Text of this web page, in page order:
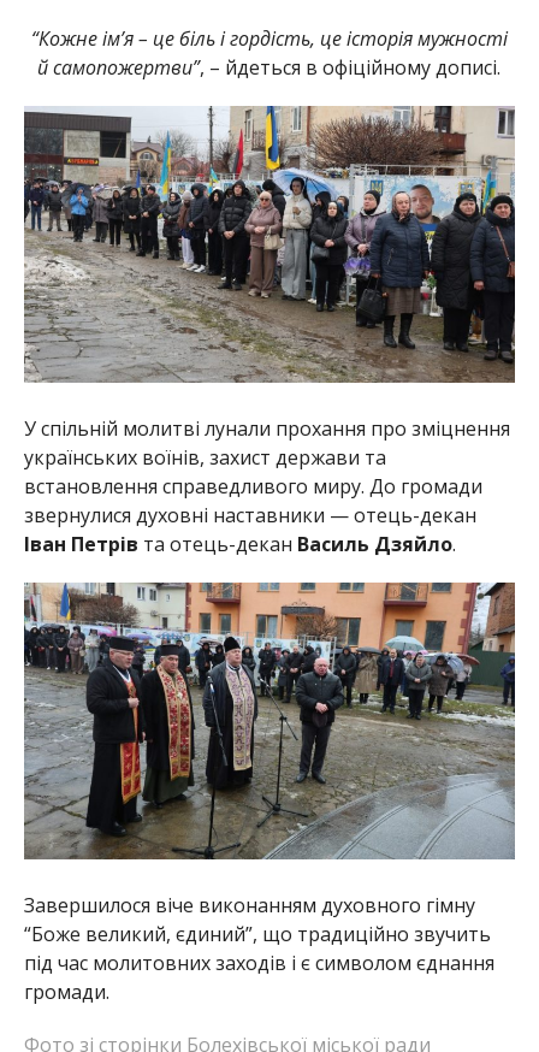
“Кожне ім’я – це біль і гордість, це історія мужності
й самопожертви”, – йдеться в офіційному дописі.
У спільній молитві лунали прохання про зміцнення
українських воїнів, захист держави та
встановлення справедливого миру. До громади
звернулися духовні наставники — отець-декан
Іван Петрів та отець-декан Василь Дзяйло.
Завершилося віче виконанням духовного гімну
“Боже великий, єдиний”, що традиційно звучить
під час молитовних заходів і є символом єднання
громади.
Фото зі сторінки Болехівської міської ради